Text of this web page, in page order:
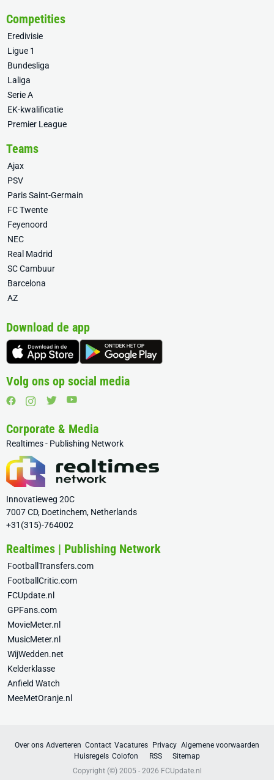
Competities
Eredivisie
Ligue 1
Bundesliga
Laliga
Serie A
EK-kwalificatie
Premier League
Teams
Ajax
PSV
Paris Saint-Germain
FC Twente
Feyenoord
NEC
Real Madrid
SC Cambuur
Barcelona
AZ
Download de app
Volg ons op social media
Corporate & Media
Realtimes - Publishing Network
Innovatieweg 20C
7007 CD, Doetinchem, Netherlands
+31(315)-764002
Realtimes | Publishing Network
FootballTransfers.com
FootballCritic.com
FCUpdate.nl
GPFans.com
MovieMeter.nl
MusicMeter.nl
WijWedden.net
Kelderklasse
Anfield Watch
MeeMetOranje.nl
Over ons Adverteren Contact Vacatures Privacy Algemene voorwaarden
Huisregels Colofon RSS
Sitemap
Copyright (©) 2005 - 2026 FCUpdate.nl